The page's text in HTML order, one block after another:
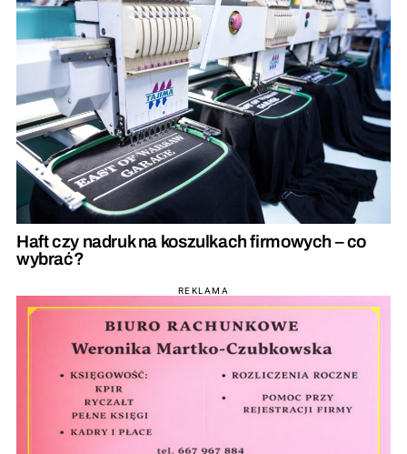
Haft czy nadruk na koszulkach firmowych – co
wybrać?
REKLAMA